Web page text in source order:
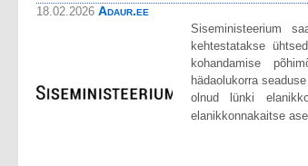
18.02.2026 Adaur.ee
Siseministeerium
kehtestatakse
kohandamise
hädaolukorra
olnud lünki
elanikkonnakaitse